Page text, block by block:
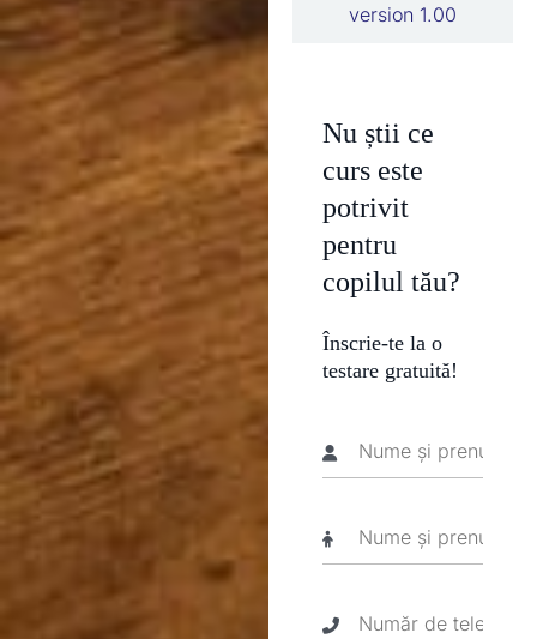
version 1.00
Nu știi ce
curs este
potrivit
pentru
copilul tău?
Înscrie-te la o
testare gratuită!